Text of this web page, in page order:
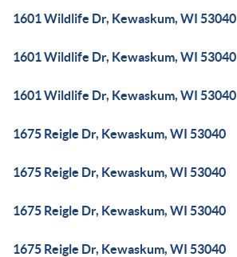
1601 Wildlife Dr, Kewaskum, WI 53040
1601 Wildlife Dr, Kewaskum, WI 53040
1601 Wildlife Dr, Kewaskum, WI 53040
1675 Reigle Dr, Kewaskum, WI 53040
1675 Reigle Dr, Kewaskum, WI 53040
1675 Reigle Dr, Kewaskum, WI 53040
1675 Reigle Dr, Kewaskum, WI 53040